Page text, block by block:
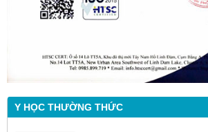
Y HỌC THƯỜNG THỨC